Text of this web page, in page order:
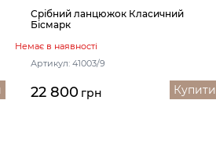
Срібний ланцюжок Класичний
Бісмарк
Немає в наявності
Артикул: 41003/9
22 800 грн Купити